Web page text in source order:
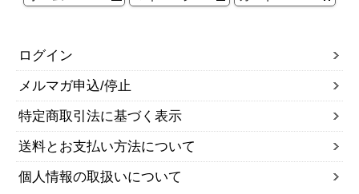
ログイン
メルマガ申込/停止
特定商取引法に基づく表示
送料とお支払い方法について
個人情報の取扱いについて